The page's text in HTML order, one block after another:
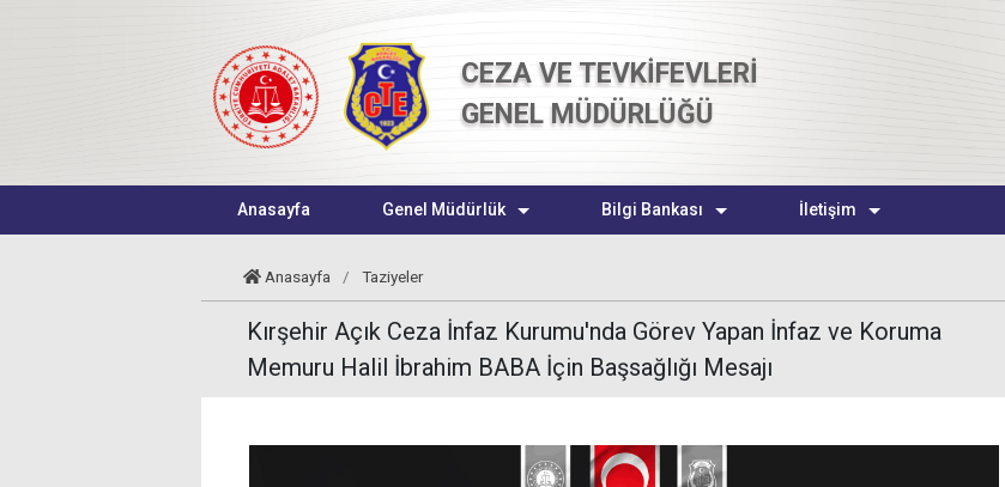
CEZA VE TEVKİFEVLERİ
GENEL MÜDÜRLÜĞÜ
Anasayfa Genel Müdürlük Bilgi Bankası İletişim
Anasayfa / Taziyeler
Kırşehir Açık Ceza İnfaz Kurumu'nda Görev Yapan İnfaz ve Koruma
Memuru Halil İbrahim BABA İçin Başsağlığı Mesajı